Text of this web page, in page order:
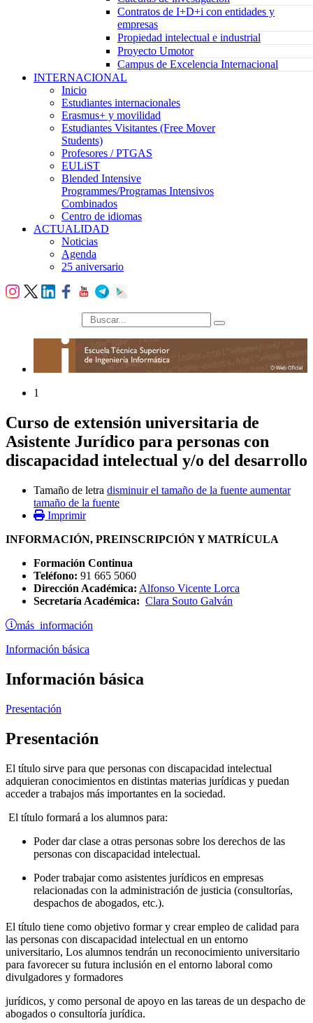
Contratos de I+D+i con entidades y
empresas
Propiedad intelectual e industrial
Proyecto Umotor
Campus de Excelencia Internacional
INTERNACIONAL
Inicio
Estudiantes internacionales
Erasmus+ y movilidad
Estudiantes Visitantes (Free Mover
Students)
Profesores / PTGAS
EULiST
Blended Intensive
Programmes/Programas Intensivos
Combinados
Centro de idiomas
ACTUALIDAD
Noticias
Agenda
25 aniversario
búsqueda
1
Curso de extensión universitaria de
Asistente Jurídico para personas con
discapacidad intelectual y/o del desarrollo
Tamaño de letra disminuir el tamaño de la fuente aumentar
tamaño de la fuente
Imprimir
INFORMACIÓN, PREINSCRIPCIÓN Y MATRÍCULA
Formación Continua
Teléfono: 91 665 5060
Dirección Académica: Alfonso Vicente Lorca
Secretaría Académica: Clara Souto Galván
más información
Información básica
Información básica
Presentación
Presentación
El título sirve para que personas con discapacidad intelectual
adquieran conocimientos en distintas materias jurídicas y puedan
acceder a trabajos más importantes en la sociedad.
El título formará a los alumnos para:
Poder dar clase a otras personas sobre los derechos de las
personas con discapacidad intelectual.
Poder trabajar como asistentes jurídicos en empresas
relacionadas con la administración de justicia (consultorías,
despachos de abogados, etc.).
El título tiene como objetivo formar y crear empleo de calidad para
las personas con discapacidad intelectual en un entorno
universitario, Los alumnos tendrán un reconocimiento universitario
para favorecer su futura inclusión en el entorno laboral como
divulgadores y formadores
jurídicos, y como personal de apoyo en las tareas de un despacho de
abogados o consultoría jurídica.